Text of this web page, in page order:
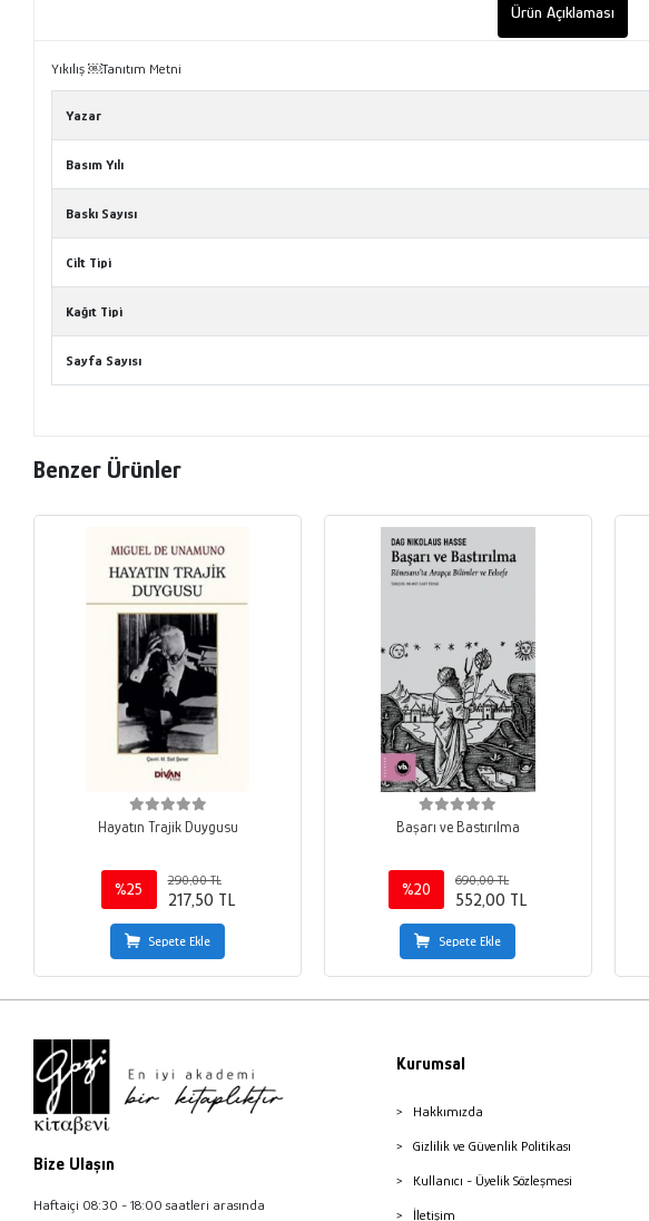
Ürün Açıklaması
Yıkılış ￼Tanıtım Metni
Yazar
Basım Yılı
Baskı Sayısı
Cilt Tipi
Kağıt Tipi
Sayfa Sayısı
Benzer Ürünler
Hayatın Trajik Duygusu
%25
290,00 TL
217,50 TL
Sepete Ekle
Başarı ve Bastırılma
%20
690,00 TL
552,00 TL
Sepete Ekle
Bize Ulaşın
Haftaiçi 08:30 - 18:00 saatleri arasında
Kurumsal
Hakkımızda
Gizlilik ve Güvenlik Politikası
Kullanıcı - Üyelik Sözleşmesi
İletişim